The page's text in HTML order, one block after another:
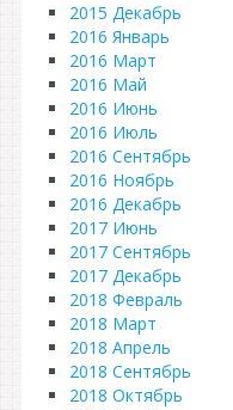
2015 Декабрь
2016 Январь
2016 Март
2016 Май
2016 Июнь
2016 Июль
2016 Сентябрь
2016 Ноябрь
2016 Декабрь
2017 Июнь
2017 Сентябрь
2017 Декабрь
2018 Февраль
2018 Март
2018 Апрель
2018 Сентябрь
2018 Октябрь